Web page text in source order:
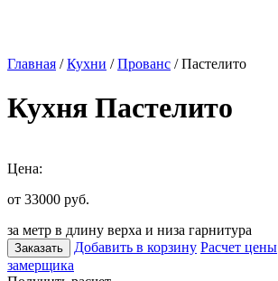
Главная /Кухни /Прованс / Пастелито
Кухня Пастелито
Цена:
от 33000 руб.
за метр в длину верха и низа гарнитура
Заказать Добавить в корзину Расчет цены
замерщика